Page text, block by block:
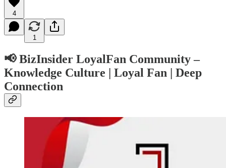
4
1
📢 BizInsider LoyalFan Community –
Knowledge Culture | Loyal Fan | Deep
Connection